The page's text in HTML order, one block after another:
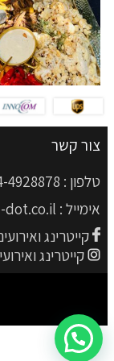
צור קשר
טלפון : 4928878
אימייל : dot.co.il
קייטרינג
קייטרינג